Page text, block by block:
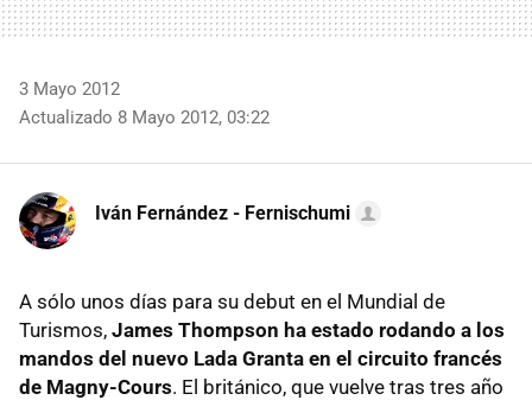
3 Mayo 2012
Actualizado 8 Mayo 2012, 03:22
Iván Fernández - Fernischumi
A sólo unos días para su debut en el Mundial de
Turismos, James Thompson ha estado rodando a los
mandos del nuevo Lada Granta en el circuito francés
de Magny-Cours. El británico, que vuelve tras tres año